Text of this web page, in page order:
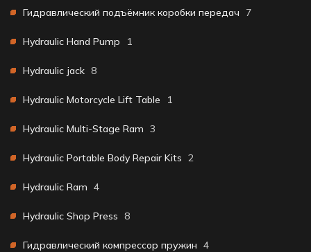
Гидравлический подъёмник коробки передач 7
Hydraulic Hand Pump 1
Hydraulic jack 8
Hydraulic Motorcycle Lift Table 1
Hydraulic Multi-Stage Ram 3
Hydraulic Portable Body Repair Kits 2
Hydraulic Ram 4
Hydraulic Shop Press 8
Гидравлический компрессор пружин 4